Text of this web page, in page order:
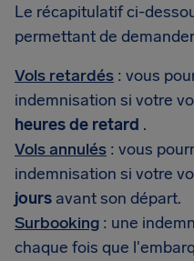
Le récapitulatif ci-
permettant de
Vols retardés : vous
indemnisation si votre
heures de retard .
Vols annulés : vous
indemnisation si votre
jours avant son départ.
Surbooking : une
chaque fois que